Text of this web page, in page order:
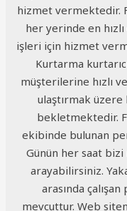
hizmet vermektedir.
her yerinde en
işleri için hizmet
Kurtarma
müşterilerine hızlı
ulaştırmak
bekletmektedir.
ekibinde bulunan
Günün her saat
arayabilirsiniz.
arasında
mevcuttur. Web